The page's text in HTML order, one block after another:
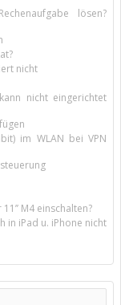
lösen?
nicht
nicht eingerichtet
im WLAN bei VPN
M4 einschalten?
in iPad u. iPhone nicht